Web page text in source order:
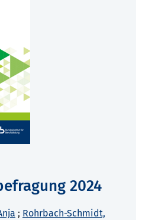
2024
; Rohrbach-Schmidt,